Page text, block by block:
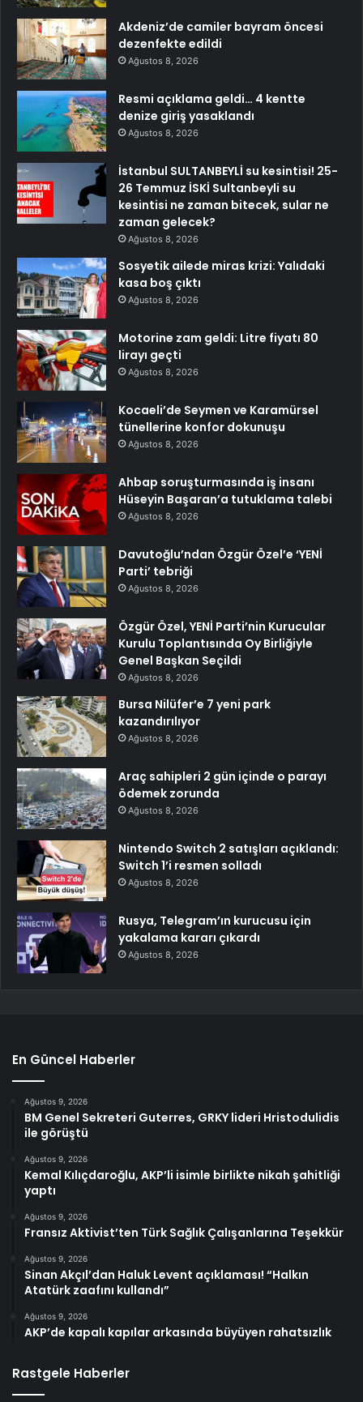
Akdeniz’de camiler bayram öncesi
dezenfekte edildi
Ağustos 8, 2026
Resmi açıklama geldi… 4 kentte
denize giriş yasaklandı
Ağustos 8, 2026
İstanbul SULTANBEYLİ su kesintisi! 25-
26 Temmuz İSKİ Sultanbeyli su
kesintisi ne zaman bitecek, sular ne
zaman gelecek?
Ağustos 8, 2026
Sosyetik ailede miras krizi: Yalıdaki
kasa boş çıktı
Ağustos 8, 2026
Motorine zam geldi: Litre fiyatı 80
lirayı geçti
Ağustos 8, 2026
Kocaeli’de Seymen ve Karamürsel
tünellerine konfor dokunuşu
Ağustos 8, 2026
Ahbap soruşturmasında iş insanı
Hüseyin Başaran’a tutuklama talebi
Ağustos 8, 2026
Davutoğlu’ndan Özgür Özel’e ‘YENİ
Parti’ tebriği
Ağustos 8, 2026
Özgür Özel, YENİ Parti’nin Kurucular
Kurulu Toplantısında Oy Birliğiyle
Genel Başkan Seçildi
Ağustos 8, 2026
Bursa Nilüfer’e 7 yeni park
kazandırılıyor
Ağustos 8, 2026
Araç sahipleri 2 gün içinde o parayı
ödemek zorunda
Ağustos 8, 2026
Nintendo Switch 2 satışları açıklandı:
Switch 1’i resmen solladı
Ağustos 8, 2026
Rusya, Telegram’ın kurucusu için
yakalama kararı çıkardı
Ağustos 8, 2026
En Güncel Haberler
Ağustos 9, 2026
BM Genel Sekreteri Guterres, GRKY lideri Hristodulidis
ile görüştü
Ağustos 9, 2026
Kemal Kılıçdaroğlu, AKP’li isimle birlikte nikah şahitliği
yaptı
Ağustos 9, 2026
Fransız Aktivist’ten Türk Sağlık Çalışanlarına Teşekkür
Ağustos 9, 2026
Sinan Akçıl’dan Haluk Levent açıklaması! “Halkın
Atatürk zaafını kullandı”
Ağustos 9, 2026
AKP’de kapalı kapılar arkasında büyüyen rahatsızlık
Rastgele Haberler